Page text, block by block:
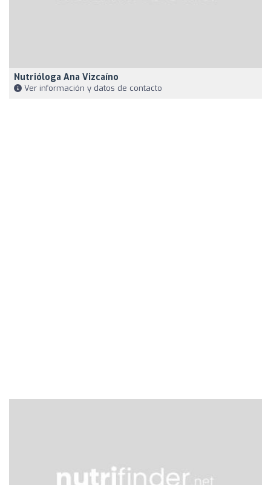
Nutrióloga Ana Vizcaíno
Ver información y datos de contacto